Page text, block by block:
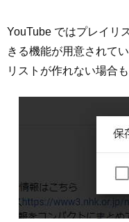
YouTube ではプレイリ
きる機能が用意されて
リストが作れない場合